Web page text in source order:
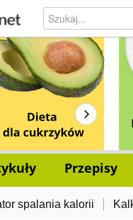
Przepisy
spalania kalorii